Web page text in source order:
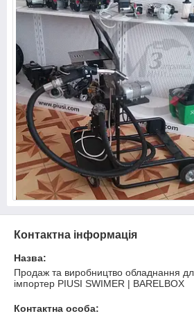
Контактна інформація
Назва:
Продаж та виробництво обладнання
імпортер PIUSI SWIMER | BARELBOX
Контактна особа: